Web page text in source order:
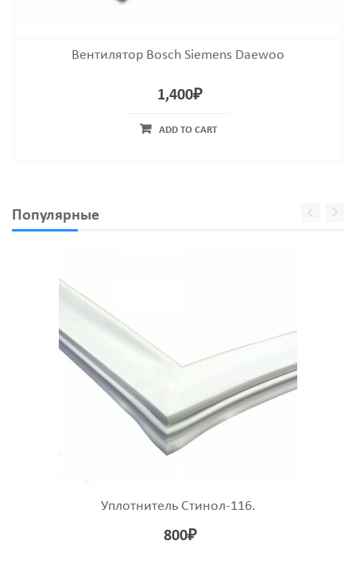
Вентилятор Bosch Siemens Daewoo
1,400₽
ADD TO CART
Популярные
Уплотнитель Стинол-116.
800₽